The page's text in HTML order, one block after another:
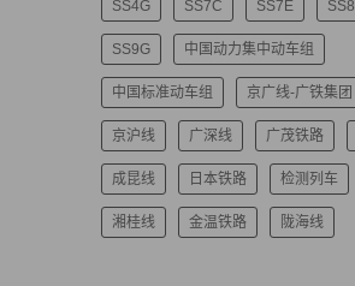
SS4G SS7C SS7E SS8
SS9G 中国动力集中动车组
中国标准动车组 京广线-广铁集团
京沪线 广深线 广茂铁路
成昆线 日本铁路 检测列车
湘桂线 金温铁路 陇海线